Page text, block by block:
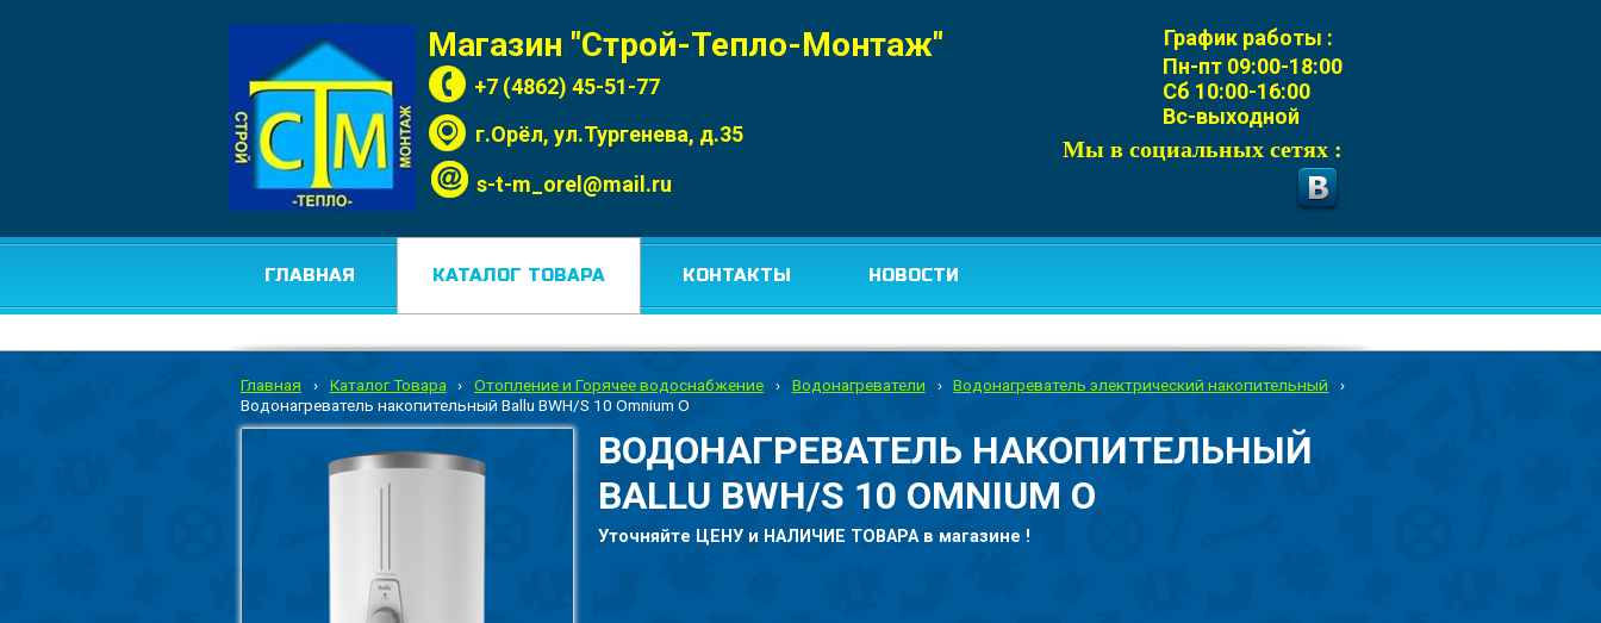
Магазин "Строй-Тепло-Монтаж"
+7 (4862) 45-51-77
г.Орёл, ул.Тургенева, д.35
s-t-m_orel@mail.ru
Мы в социальных сетях :
График работы :
Пн-пт 09:00-18:00
Сб 10:00-16:00
Вс-выходной
ГЛАВНАЯ КАТАЛОГ ТОВАРА КОНТАКТЫ НОВОСТИ
Главная › Каталог Товара › Отопление и Горячее водоснабжение › Водонагреватели › Водонагреватель электрический накопительный
›
Водонагреватель накопительный Ballu BWH/S 10 Omnium O
ВОДОНАГРЕВАТЕЛЬ НАКОПИТЕЛЬНЫЙ
BALLU BWH/S 10 OMNIUM O
Уточняйте ЦЕНУ и НАЛИЧИЕ ТОВАРА в магазине !